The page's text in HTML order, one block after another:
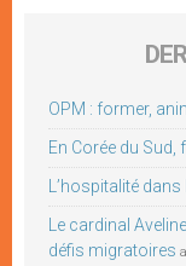
OPM : former,
En Corée du
L’hospitalité dans
Le cardinal
défis migratoires